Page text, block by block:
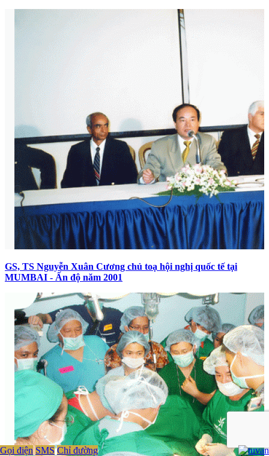
GS, TS Nguyễn Xuân Cương chủ toạ hội nghị quốc tế tại
MUMBAI - Ấn độ năm 2001
Gọi điện SMS Chỉ đường